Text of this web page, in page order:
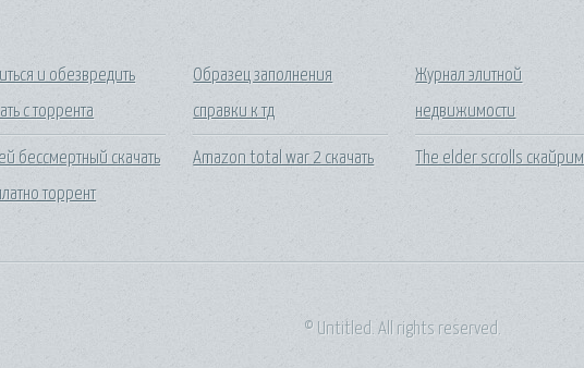
и обезвредить
с торрента
бессмертный скачать
торрент
Образец заполнения
справки к тд
Amazon total war 2 скачать
Журнал элитной
недвижимости
The elder scrolls скайрим
© Untitled. All rights reserved.